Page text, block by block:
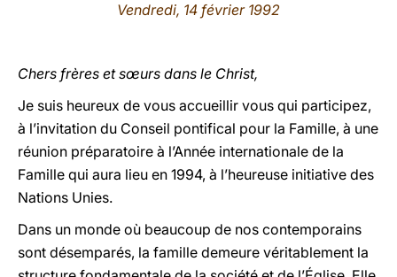
Vendredi, 14 février 1992
Chers frères et sœurs dans le Christ,
Je suis heureux de vous accueillir vous qui participez,
à l’invitation du Conseil pontifical pour la Famille, à une
réunion préparatoire à l’Année internationale de la
Famille qui aura lieu en 1994, à l’heureuse initiative des
Nations Unies.
Dans un monde où beaucoup de nos contemporains
sont désemparés, la famille demeure véritablement la